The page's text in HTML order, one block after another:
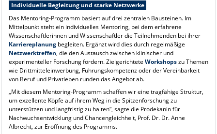
Individuelle Begleitung und starke Netzwerke
Das Mentoring-Programm basiert auf drei zentralen Bausteinen. Im
Mittelpunkt steht ein individuelles Mentoring, bei dem erfahrene
Wissenschaftlerinnen und Wissenschaftler die Teilnehmenden bei ihrer
Karriereplanungbegleiten. Ergänzt wird dies durch regelmäßige
Netzwerktreffen, die den Austausch zwischen klinischer und
experimenteller Forschung fördern. Zielgerichtete Workshopszu Themen
wie Drittmitteleinwerbung, Führungskompetenz oder der Vereinbarkeit
von Beruf und Privatleben runden das Angebot ab.
„Mit diesem Mentoring-Programm schaffen wir eine tragfähige Struktur,
um exzellente Köpfe auf ihrem Weg in die Spitzenforschung zu
unterstützen und langfristig zu halten“, sagte die Prodekanin für
Nachwuchsentwicklung und Chancengleichheit, Prof. Dr. Dr. Anne
Albrecht, zur Eröffnung des Programms.